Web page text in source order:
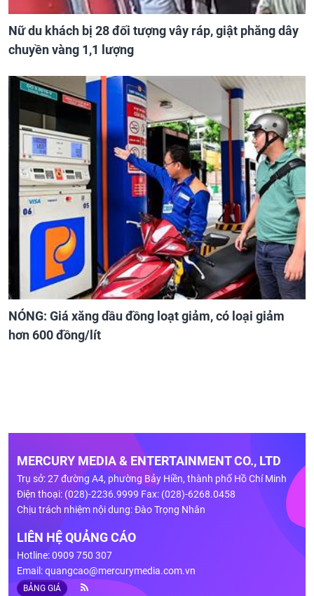
Nữ du khách bị 28 đối tượng vây ráp, giật phăng dây
chuyền vàng 1,1 lượng
NÓNG: Giá xăng dầu đồng loạt giảm, có loại giảm
hơn 600 đồng/lít
MERCURY MEDIA & ENTERTAINMENT CO., LTD
Trụ sở: 27 đường A4, phường Bảy Hiền, thành phố Hồ Chí Minh
Điện thoại: (028)-2236.9999 Fax: (028)-6268.0458
Chịu trách nhiệm nội dung: Đào Trọng Nhân
LIÊN HỆ QUẢNG CÁO
Hotline: 0909 750 307
Email:quangcao@mercurymedia.com.vn
BẢNG GIÁ